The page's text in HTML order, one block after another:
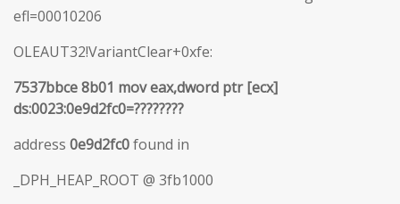
efl=00010206
OLEAUT32!VariantClear+0xfe:
7537bbce 8b01 mov eax,dword ptr [ecx]
ds:0023:0e9d2fc0=????????
address 0e9d2fc0found in
_DPH_HEAP_ROOT @ 3fb1000